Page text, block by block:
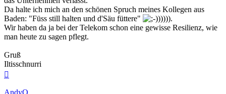
Da halte ich mich an den schönen Spruch meines Kollegen aus
Baden: "Füss still halten und d'Säu füttere"
))))).
Wir haben da ja bei der Telekom schon eine gewisse Resilienz, wie
man heute zu sagen pflegt.
Gruß
Iltisschnurri
AndyO